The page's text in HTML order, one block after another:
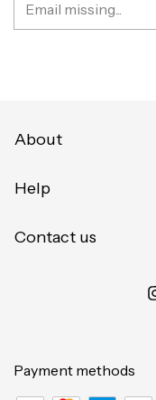
About
Help
Contact us
Payment methods